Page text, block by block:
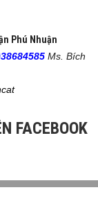
Phú Nhuận
Ms. Bích
FACEBOOK